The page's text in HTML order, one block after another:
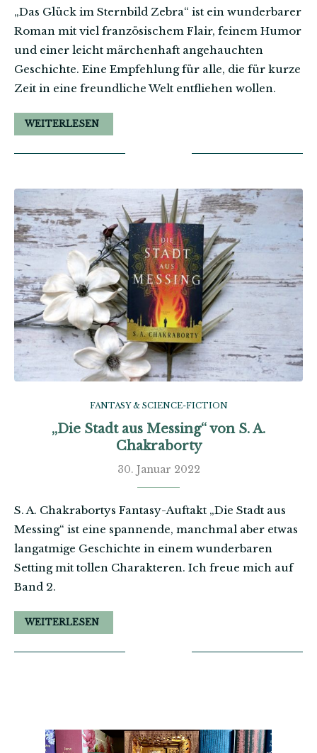
„Das Glück im Sternbild Zebra“ ist ein wunderbarer
Roman mit viel französischem Flair, feinem Humor
und einer leicht märchenhaft angehauchten
Geschichte. Eine Empfehlung für alle, die für kurze
Zeit in eine freundliche Welt entfliehen wollen.
WEITERLESEN
FANTASY & SCIENCE-FICTION
„Die Stadt aus Messing“ von S. A.
Chakraborty
30. Januar 2022
S. A. Chakrabortys Fantasy-Auftakt „Die Stadt aus
Messing“ ist eine spannende, manchmal aber etwas
langatmige Geschichte in einem wunderbaren
Setting mit tollen Charakteren. Ich freue mich auf
Band 2.
WEITERLESEN